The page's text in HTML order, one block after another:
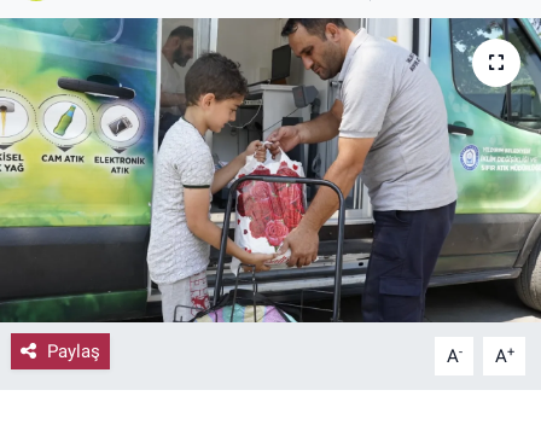
Paylaş A- A+